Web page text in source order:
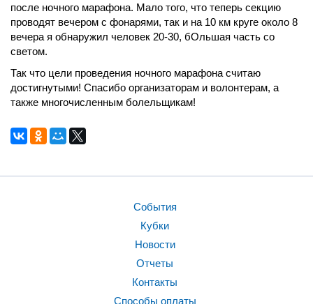
после ночного марафона. Мало того, что теперь секцию
проводят вечером с фонарями, так и на 10 км круге около 8
вечера я обнаружил человек 20-30, бОльшая часть со
светом.
Так что цели проведения ночного марафона считаю
достигнутыми! Спасибо организаторам и волонтерам, а
также многочисленным болельщикам!
События
Кубки
Новости
Отчеты
Контакты
Способы оплаты